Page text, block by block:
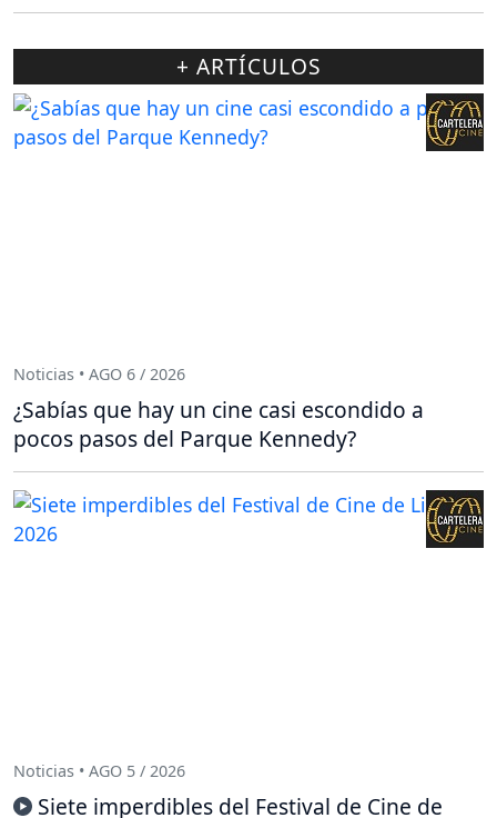
+ ARTÍCULOS
Noticias • AGO 6 / 2026
¿Sabías que hay un cine casi escondido a
pocos pasos del Parque Kennedy?
Noticias • AGO 5 / 2026
Siete imperdibles del Festival de Cine de